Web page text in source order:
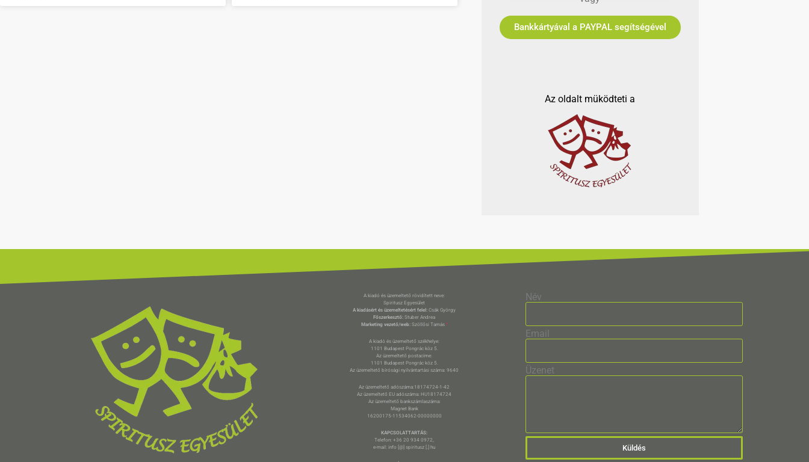
Bankkártyával a PAYPAL segítségével
Az oldalt müködteti a
A kiadó és üzemeltető rövidített neve:
Spiritusz Egyesület
A kiadásért és üzemeltetésért felel: Csák György
Főszerkesztő: Stuber Andrea
Marketing vezető/web:Szöllősi Tamás *
A kiadó és üzemeltető székhelye:
1101 Budapest Pongrác köz 5.
Az üzemeltető postacíme:
1101 Budapest Pongrác köz 5.
Az üzemeltető bírósági nyilvántartási száma: 9640
Az üzemeltető adószáma:18174724-1-42
Az üzemeltető EU adószáma: HU18174724
Az üzemeltető bankszámlaszáma:
Magnet Bank
16200175-11534062-00000000
KAPCSOLATTARTÁS:
Telefon: +36 20 934 0972,
e-mail: info [@] spiritusz [.] hu
Név
Email
Üzenet
Küldés